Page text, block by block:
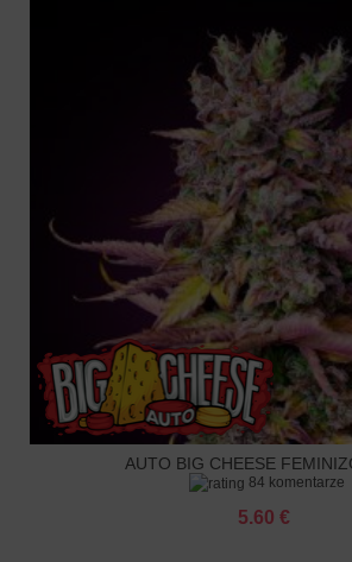
AUTO BIG CHEESE
84 komentarze
5.60 €